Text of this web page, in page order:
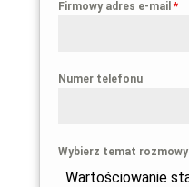
Firmowy adres e-mail*
Numer telefonu
Wybierz temat rozmowy